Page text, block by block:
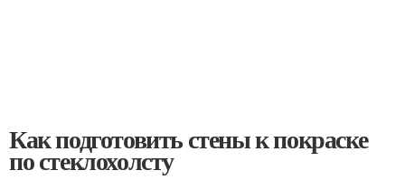
Как подготовить стены к покраске
по стеклохолсту